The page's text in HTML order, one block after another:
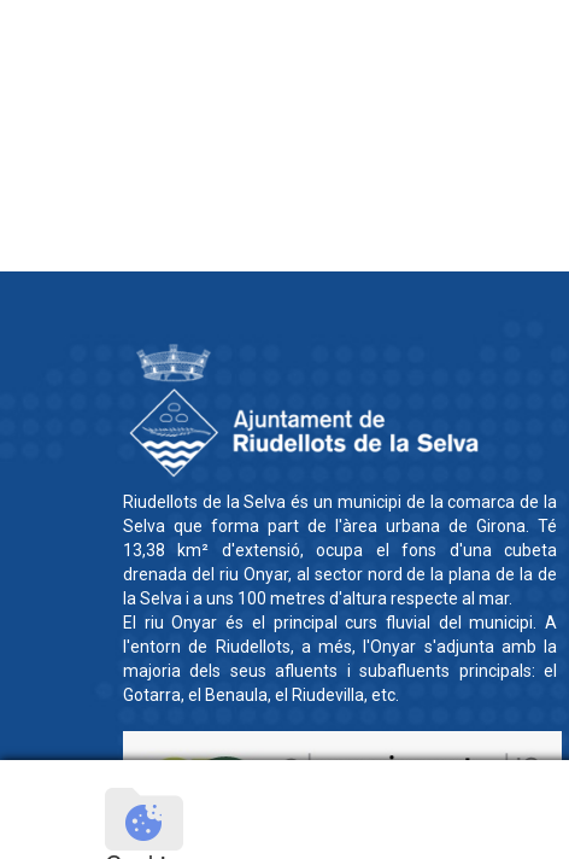
Riudellots de la Selva és un municipi de la comarca de la
Selva que forma part de l'àrea urbana de Girona. Té
13,38 km² d'extensió, ocupa el fons d'una cubeta
drenada del riu Onyar, al sector nord de la plana de la de
la Selva i a uns 100 metres d'altura respecte al mar.
El riu Onyar és el principal curs fluvial del municipi. A
l'entorn de Riudellots, a més, l'Onyar s'adjunta amb la
majoria dels seus afluents i subafluents principals: el
Gotarra, el Benaula, el Riudevilla, etc.